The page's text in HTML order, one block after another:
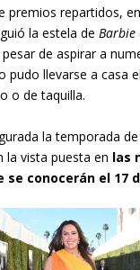
premios repartidos,
la estela deBarbie
de aspirar a
pudo llevarse a casa
o de taquilla.
la temporada
la vista puesta en las
se conocerán el 17